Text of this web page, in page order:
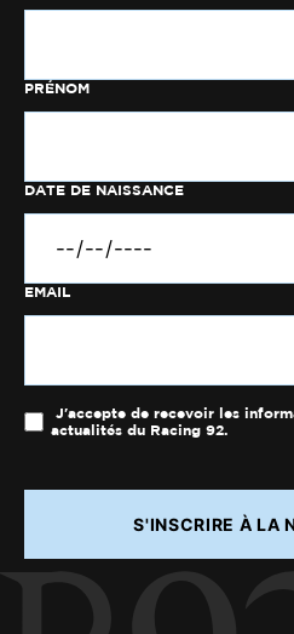
PRÉNOM
DATE DE NAISSANCE
EMAIL
J'accepte de recevoir les
actualités du Racing 92.
S'INSCRIRE À LA